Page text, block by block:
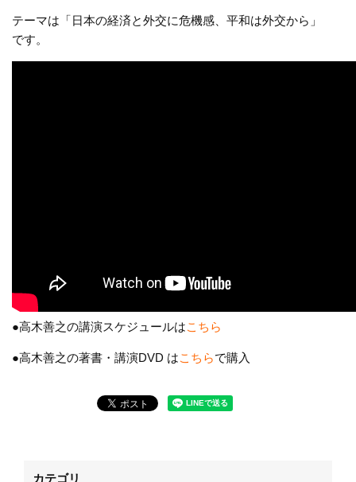
テーマは「日本の経済と外交に危機感、平和は外交から」
です。
●高木善之の講演スケジュールはこちら
●高木善之の著書・講演DVD はこちらで購入
カテゴリ